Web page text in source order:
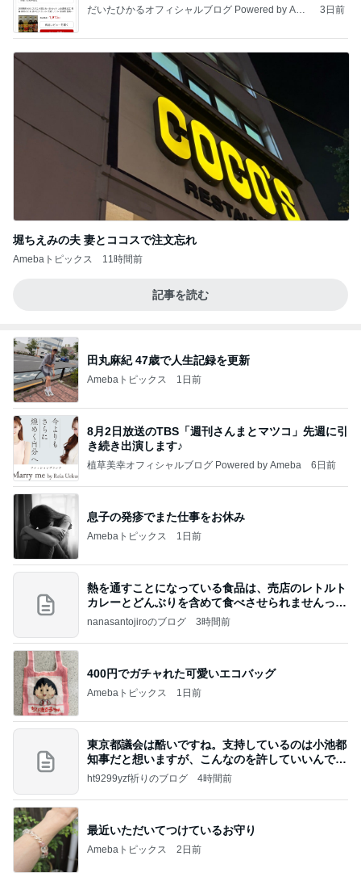
だいたひかるオフィシャルブログ Powered by Ame
3日前
堀ちえみの夫 妻とココスで注文忘れ
Amebaトピックス 11時間前
記事を読む
田丸麻紀 47歳で人生記録を更新
Amebaトピックス 1日前
8月2日放送のTBS「週刊さんまとマツコ」先週に引
き続き出演します♪
植草美幸オフィシャルブログ Powered by Ameba 6日前
息子の発疹でまた仕事をお休み
Amebaトピックス 1日前
熱を通すことになっている食品は、売店のレトルト
カレーとどんぶりを含めて食べさせられませんっ
て、男
nanasantojiroのブログ 3時間前
400円でガチャれた可愛いエコバッグ
Amebaトピックス 1日前
東京都議会は酷いですね。支持しているのは小池都
知事だと想いますが、こんなのを許していいんです
か？
ht9299yzf祈りのブログ 4時間前
最近いただいてつけているお守り
Amebaトピックス 2日前